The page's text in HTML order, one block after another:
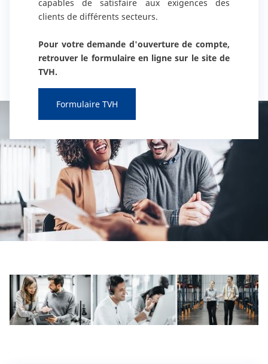
Comment acheter ?
Contact
TotalSource
Energic Plus
CAM attachments
Economy Line
capables de satisfaire aux exigences des
clients de différents secteurs.
Pour votre demande d'ouverture de compte,
retrouver le formulaire en ligne sur le site de
TVH.
Formulaire TVH